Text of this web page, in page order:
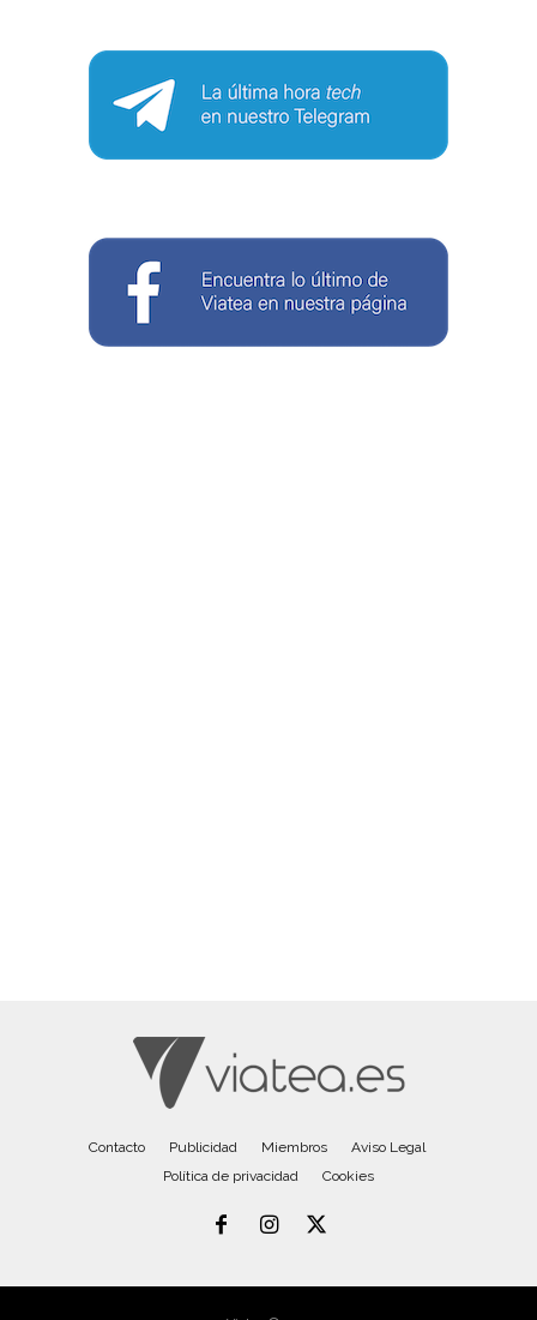
Contacto Publicidad Miembros
Aviso Legal
Política de privacidad
Cookies